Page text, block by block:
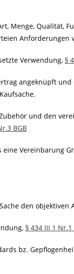
Menge, Qualität,
Anforderungen
Verwendung, §
angeknüpft
und den
BGB
Vereinbarung
den
§ 434 III 1 Nr.1
bz.